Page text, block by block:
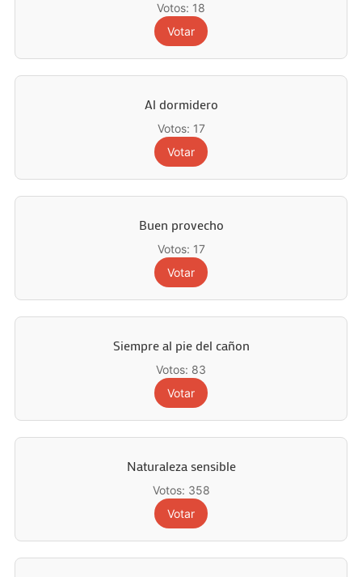
Votos: 18
Votar
Al dormidero
Votos: 17
Votar
Buen provecho
Votos: 17
Votar
Siempre al pie del cañon
Votos: 83
Votar
Naturaleza sensible
Votos: 358
Votar